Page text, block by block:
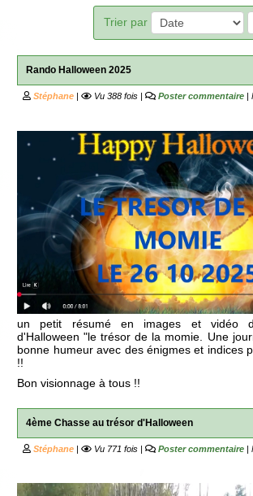
Trier par
Rando Halloween 2025
Stéphane | Vu 388 fois | Poster commentaire |
un petit résumé en images et vidéo
d'Halloween "le trésor de la momie. Une
bonne humeur avec des énigmes et indices
!!
Bon visionnage à tous !!
4ème Chasse au trésor d'Halloween
Stéphane | Vu 771 fois | Poster commentaire |